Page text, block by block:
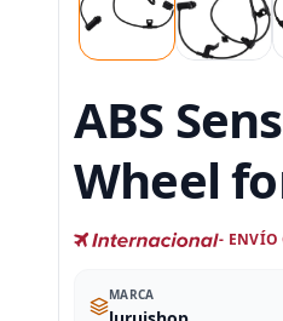
ABS
Wheel
- ENVÍO
MARCA